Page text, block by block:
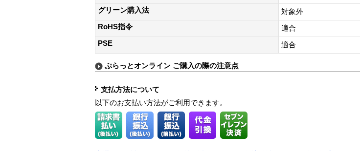
グリーン購入法
対象外
RoHS指令
適合
PSE
適合
ぷらっとオンライン ご購入の際の注意点
支払方法について
以下のお支払い方法がご利用できます。